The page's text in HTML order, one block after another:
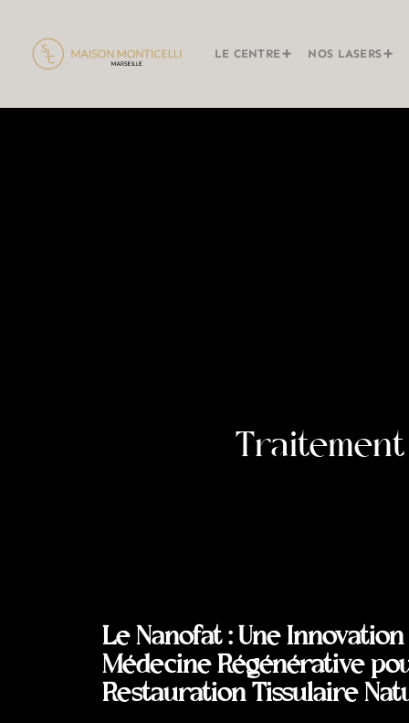
LE CENTRE NOS LASERS
Traitement
Le Nanofat : Une
Médecine Régénérative
Restauration Tissulaire